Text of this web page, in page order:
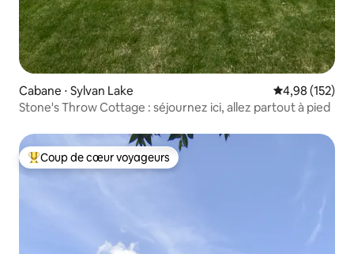
Cabane ⋅ Sylvan Lake Évaluation
4,98 (152)
Stone's Throw Cottage : séjournez ici, allez partout à pied
Coups de cœur voyageurs les plus appréciés
Coup de cœur voyageurs